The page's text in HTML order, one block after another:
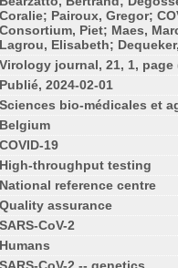
Coralie; Pairoux, Gregor;
Consortium, Piet; Maes,
Lagrou, Elisabeth;
Virology journal, 21, 1, page
Publié, 2024-02-01
Sciences bio-médicales et
Belgium
COVID-19
High-throughput testing
National reference centre
Quality assurance
SARS-CoV-2
Humans